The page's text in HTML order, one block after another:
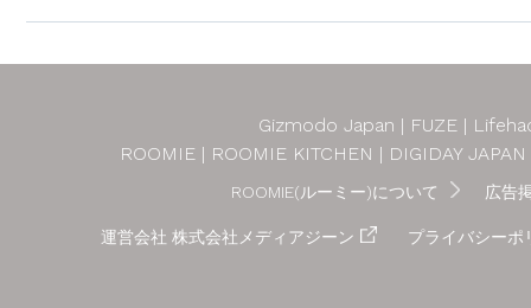
Gizmodo Japan FUZE
ROOMIE
ROOMIE KITCHEN DIGIDAY JAPAN
ROOMIE(ルーミー)について 広告
運営会社 株式会社メディアジーン プライバシーポ